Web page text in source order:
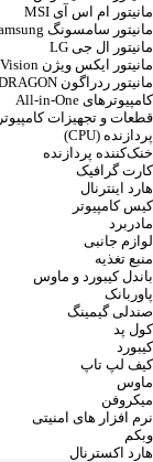
مانیتور ام اس آی MSI
مانیتور سامسونگ Samsung
مانیتور ال جی LG
مانیتور ایکس ویژن X.Vision
مانیتور ردراگون REDRAGON
کامپیوترهای All-in-One
قطعات و تجهیزات کامپیوتر
پردازنده (CPU)
خنک‌کننده پردازنده
کارت گرافیک
هارد اینترنال
کیس کامپیوتر
مادربرد
لوازم جانبی
منبع تغذیه
باندل کیبورد و ماوس
پاوربانک
صندلی گیمینگ
کول پد
کیبورد
کیف لپ تاپ
ماوس
میکروفن
نرم افزار های امنیتی
وبکم
هارد اکسترنال